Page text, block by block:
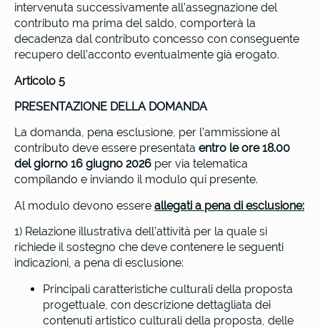
intervenuta successivamente all’assegnazione del
contributo ma prima del saldo, comporterà la
decadenza dal contributo concesso con conseguente
recupero dell’acconto eventualmente già erogato.
Articolo 5
PRESENTAZIONE DELLA DOMANDA
La domanda, pena esclusione, per l’ammissione al
contributo deve essere presentata entro le ore 18.00
del giorno 16 giugno 2026 per via telematica
compilando e inviando il modulo qui presente.
Al modulo devono essere allegati a pena di esclusione:
1) Relazione illustrativa dell’attività per la quale si
richiede il sostegno che deve contenere le seguenti
indicazioni, a pena di esclusione:
Principali caratteristiche culturali della proposta
progettuale, con descrizione dettagliata dei
contenuti artistico culturali della proposta, delle